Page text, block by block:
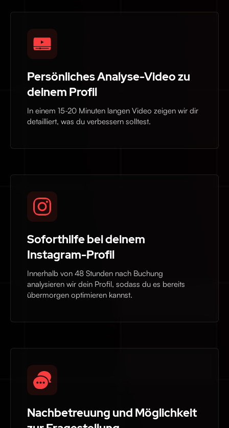
Persönliches Analyse-Video zu
deinem Profil
In einem 15-20 Minuten langen Video zeigen wir dir
detailliert, was du verbessern solltest.
Soforthilfe bei deinem
Instagram-Profil
Innerhalb von 48 Stunden nach Buchung
analysieren wir dein Profil, sodass du es bereits
übermorgen optimieren kannst.
Nachbetreuung und Möglichkeit